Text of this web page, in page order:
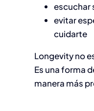
escuchar
evitar
cuidarte
Longevity no
Es una forma
manera más